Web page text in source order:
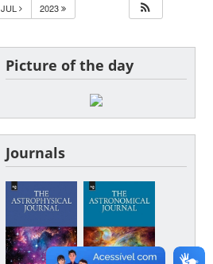
JUL 2023
Picture of the day
Journals